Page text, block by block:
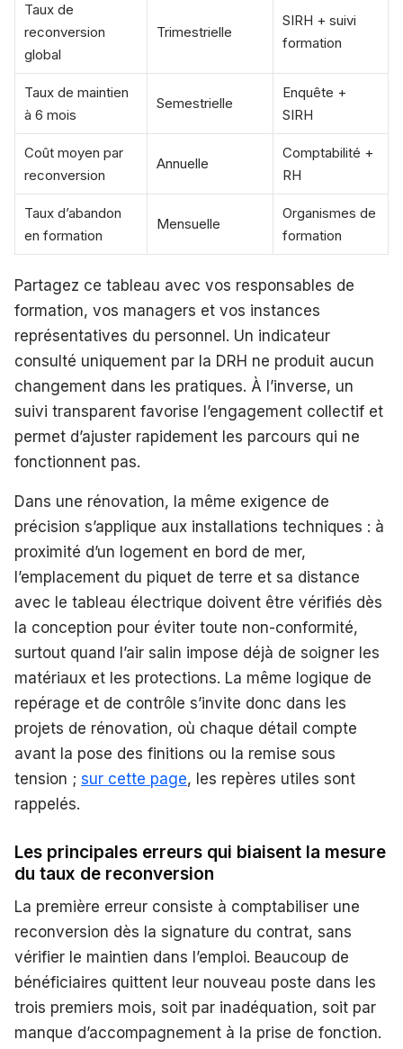
Taux de
reconversion
global
Trimestrielle
SIRH + suivi
formation
Taux de maintien
à 6 mois
Semestrielle
Enquête +
SIRH
Coût moyen par
reconversion
Annuelle
Comptabilité +
RH
Taux d’abandon
en formation
Mensuelle
Organismes de
formation
Partagez ce tableau avec vos responsables de
formation, vos managers et vos instances
représentatives du personnel. Un indicateur
consulté uniquement par la DRH ne produit aucun
changement dans les pratiques. À l’inverse, un
suivi transparent favorise l’engagement collectif et
permet d’ajuster rapidement les parcours qui ne
fonctionnent pas.
Dans une rénovation, la même exigence de
précision s’applique aux installations techniques : à
proximité d’un logement en bord de mer,
l’emplacement du piquet de terre et sa distance
avec le tableau électrique doivent être vérifiés dès
la conception pour éviter toute non-conformité,
surtout quand l’air salin impose déjà de soigner les
matériaux et les protections. La même logique de
repérage et de contrôle s’invite donc dans les
projets de rénovation, où chaque détail compte
avant la pose des finitions ou la remise sous
tension ; sur cette page, les repères utiles sont
rappelés.
Les principales erreurs qui biaisent la mesure
du taux de reconversion
La première erreur consiste à comptabiliser une
reconversion dès la signature du contrat, sans
vérifier le maintien dans l’emploi. Beaucoup de
bénéficiaires quittent leur nouveau poste dans les
trois premiers mois, soit par inadéquation, soit par
manque d’accompagnement à la prise de fonction.